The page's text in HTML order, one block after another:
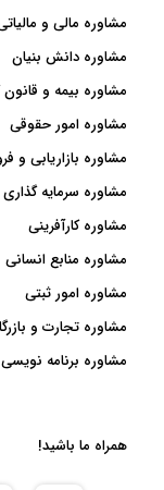
مشاوره مالی و
مشاوره دانش بنیان
مشاوره بیمه و قانون
مشاوره امور حقوقی
مشاوره بازاریابی و
مشاوره سرمایه گذاری
مشاوره کارآفرینی
مشاوره منابع انسانی
مشاوره امور ثبتی
مشاوره تجارت و
مشاوره برنامه نویسی
همراه ما باشید!